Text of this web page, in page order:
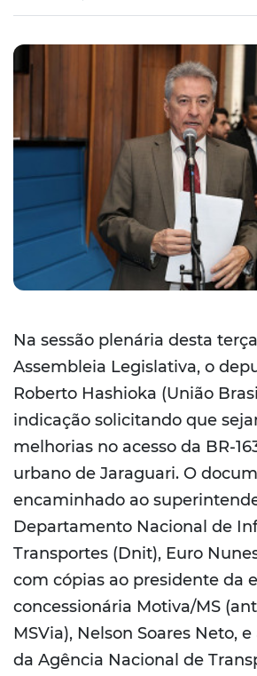
Na sessão plenária desta
Assembleia Legislativa, o
Roberto Hashioka (União
indicação solicitando que
melhorias no acesso da BR-
urbano de Jaraguari. O
encaminhado ao
Departamento Nacional de
Transportes (Dnit), Euro
com cópias ao presidente da
concessionária Motiva/MS
MSVia), Nelson Soares Neto,
da Agência Nacional de